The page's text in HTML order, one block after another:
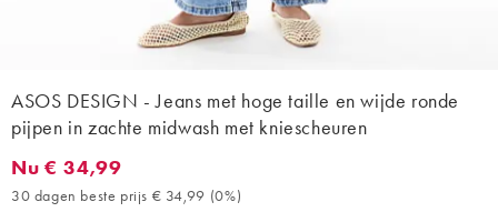
ASOS DESIGN - Jeans met hoge taille en wijde ronde
pijpen in zachte midwash met kniescheuren
Nu € 34,99. 30 dagen beste prijs € 34,99 (0%). Was € 49,99. (-
Nu € 34,99
30 dagen beste prijs € 34,99 (0%)